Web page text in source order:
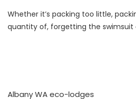
Whether it’s packing too little,
quantity of, forgetting the swimsuit
Albany WA eco-lodges